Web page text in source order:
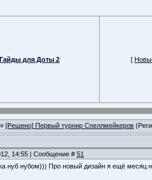
Гайды для Доты 2 [
» [Решено] Первый турнир Спеллмейкеров
14:55 | Сообщение # 51
нуб нубом))) Про новый дизайн я ещё месяц